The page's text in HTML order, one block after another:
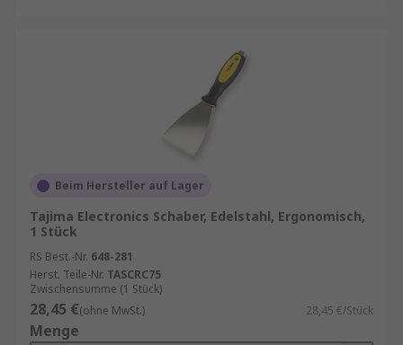
Beim Hersteller auf Lager
Tajima Electronics Schaber, Edelstahl, Ergonomisch,
1 Stück
RS Best.-Nr. 648-281
Herst. Teile-Nr. TASCRC75
Zwischensumme (1 Stück)
28,45 €(ohne MwSt.) 28,45 €/Stück
Menge